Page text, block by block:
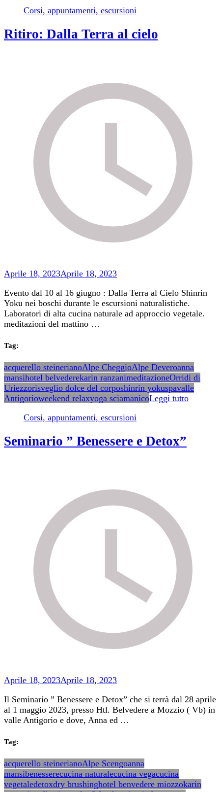
Corsi, appuntamenti, escursioni
Ritiro: Dalla Terra al cielo
Aprile 18, 2023Aprile 18, 2023
Evento dal 10 al 16 giugno : Dalla Terra al Cielo Shinrin
Yoku nei boschi durante le escursioni naturalistiche.
Laboratori di alta cucina naturale ad approccio vegetale.
meditazioni del mattino …
Tag:
acquerello steinerianoAlpe CheggioAlpe Deveroanna
mansihotel belvederekarin ranzanimeditazioneOrridi di
Uriezzorisveglio dolce del corposhinrin yokuspavalle
Antigorioweekend relaxyoga sciamanicoLeggi tutto
Corsi, appuntamenti, escursioni
Seminario ” Benessere e Detox”
Aprile 18, 2023Aprile 18, 2023
Il Seminario ” Benessere e Detox” che si terrà dal 28 aprile
al 1 maggio 2023, presso Htl. Belvedere a Mozzio ( Vb) in
valle Antigorio e dove, Anna ed …
Tag:
acquerello steinerianoAlpe Scengoanna
mansibenesserecucina naturalecucina vegacucina
vegetaledetoxdry brushinghotel benvedere miozzokarin